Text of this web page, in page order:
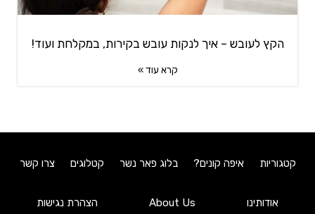
הקץ לעובש – איך לנקות עובש בקירות, במקלחת ועוד!
קרא עוד »
קטגוריות איפה קונים? בלוג פאר נשר קטלוגים צרו קשר
אודותינו About Us הצהרת נגישות